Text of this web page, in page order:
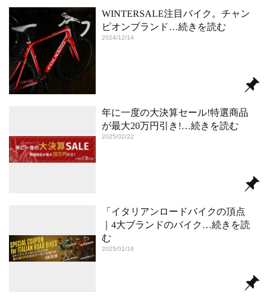
WINTERSALE注目バイク。チャン
ピオンブランド …続きを読む
2024/12/14
年に一度の大決算セール!特選商品
が最大20万円引き!…続きを読む
2025/02/22
「イタリアンロードバイクの頂点
｜4大ブランドのバイク …続きを読
む
2025/01/16